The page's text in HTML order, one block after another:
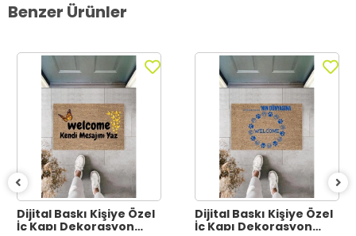
Benzer Ürünler
Dijital Baskı Kişiye Özel
İç Kapı Dekorasyon
Dijital Baskı Kişiye Özel
İç Kapı Dekorasyon